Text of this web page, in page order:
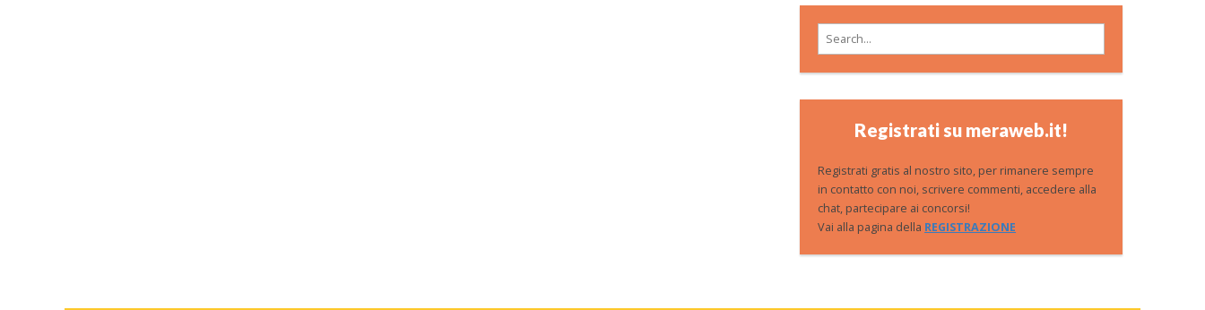
Search for:
Registrati su meraweb.it!
Registrati gratis al nostro sito, per rimanere sempre
in contatto con noi, scrivere commenti, accedere alla
chat, partecipare ai concorsi!
Vai alla pagina della REGISTRAZIONE